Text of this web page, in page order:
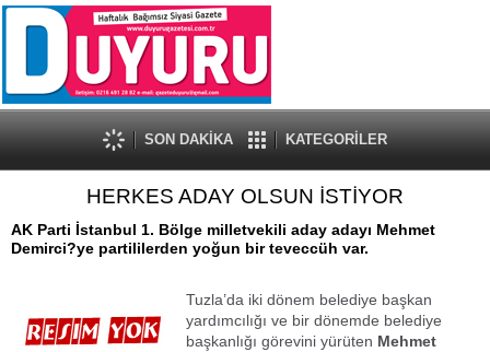
SON DAKİKA KATEGORİLER
HERKES ADAY OLSUN İSTİYOR
AK Parti İstanbul 1. Bölge milletvekili aday adayı Mehmet
Demirci?ye partililerden yoğun bir teveccüh var.
Tuzla’da iki dönem belediye başkan
yardımcılığı ve bir dönemde belediye
başkanlığı görevini yürüten Mehmet